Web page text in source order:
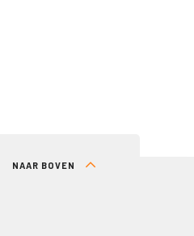
NAAR BOVEN